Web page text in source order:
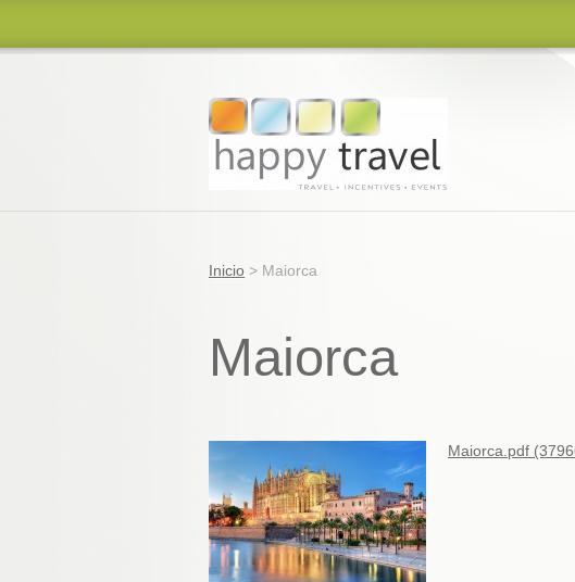
Inicio > Maiorca
Maiorca
Maiorca.pdf